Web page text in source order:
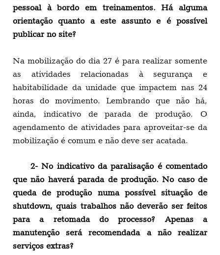
pessoal à bordo em treinamentos. Há alguma
orientação quanto a este assunto e é possível
publicar no site?
Na mobilização do dia 27 é para realizar somente
as atividades relacionadas à segurança e
habitabilidade da unidade que impactem nas 24
horas do movimento. Lembrando que não há,
ainda, indicativo de parada de produção. O
agendamento de atividades para aproveitar-se da
mobilização é comum e não deve ser acatada.
2- No indicativo da paralisação é comentado
que não haverá parada de produção. No caso de
queda de produção numa possível situação de
shutdown, quais trabalhos não deverão ser feitos
para a retomada do processo? Apenas a
manutenção será recomendada a não realizar
serviços extras?